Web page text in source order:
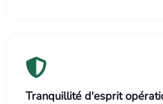
Tranquillité d'esprit